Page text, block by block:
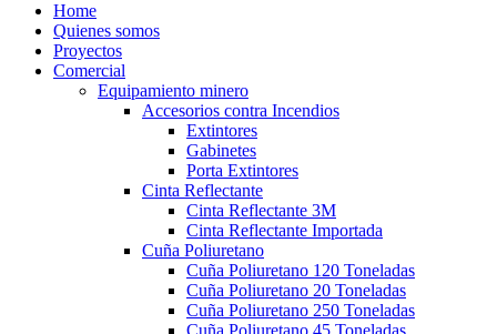
Home
Quienes somos
Proyectos
Comercial
Equipamiento minero
Accesorios contra Incendios
Extintores
Gabinetes
Porta Extintores
Cinta Reflectante
Cinta Reflectante 3M
Cinta Reflectante Importada
Cuña Poliuretano
Cuña Poliuretano 120 Toneladas
Cuña Poliuretano 20 Toneladas
Cuña Poliuretano 250 Toneladas
Cuña Poliuretano 45 Toneladas